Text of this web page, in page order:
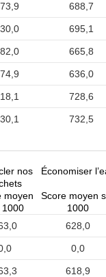
688,7
695,1
665,8
636,0
728,6
732,5
nos
Économiser
moyen
1000
Score moyen
1000
628,0
0,0
618,9